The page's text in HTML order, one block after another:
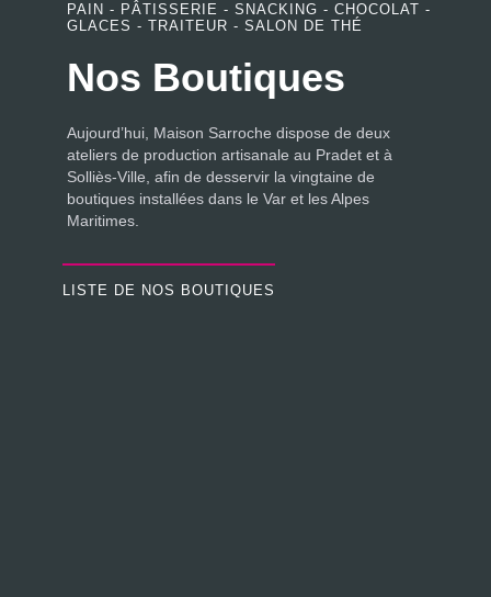
PAIN - PÂTISSERIE - SNACKING - CHOCOLAT -
GLACES - TRAITEUR - SALON DE THÉ
Nos Boutiques
Aujourd’hui, Maison Sarroche dispose de deux
ateliers de production artisanale au Pradet et à
Solliès-Ville, afin de desservir la vingtaine de
boutiques installées dans le Var et les Alpes
Maritimes.
LISTE DE NOS BOUTIQUES